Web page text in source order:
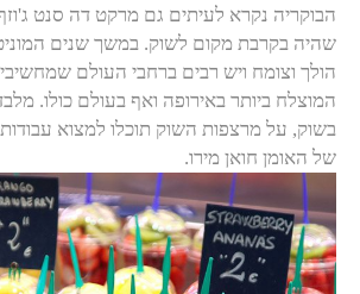
הבוקריה נקרא לעיתים גם מרקט דה סנט
שהיה בקרבת מקום לשוק. במשך שנים
הולך וצומח ויש רבים ברחבי העולם
המוצלח ביותר באירופה ואף בעולם כולו.
בשוק, על מרצפות השוק תוכלו למצוא
של האומן חואן מירו.